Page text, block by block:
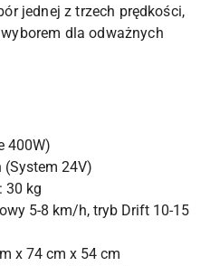
jednej z trzech prędkości,
dla odważnych
400W)
24V)
30 kg
5-8 km/h, tryb Drift 10-15
x 74 cm x 54 cm